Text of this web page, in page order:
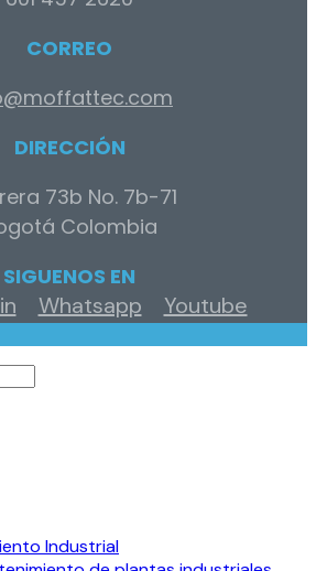
CORREO
DIRECCIÓN
73b No. 7b-71
Colombia
SIGUENOS EN
Whatsapp Youtube
Industrial